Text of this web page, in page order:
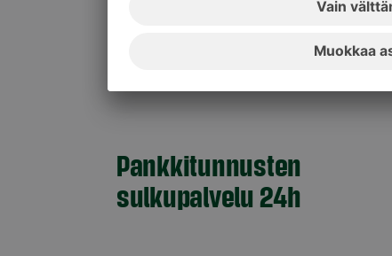
Pankkitunnusten
sulkupalvelu 24h